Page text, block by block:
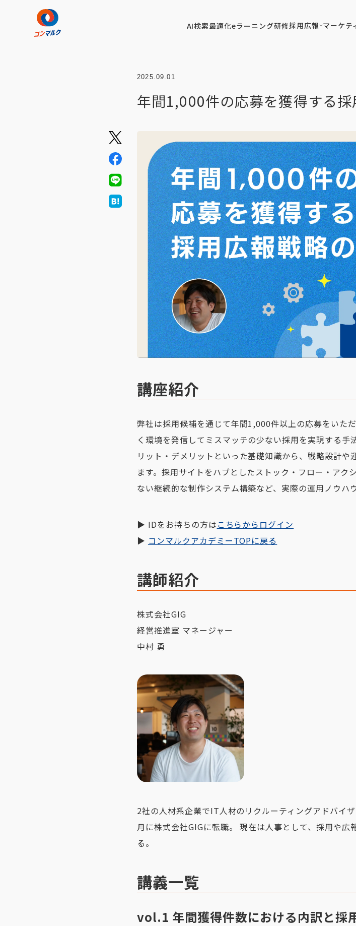
AI検索最適化eラーニング研修採用広報 マーケテ
2025.09.01
年間1,000件の応募を獲得する
講座紹介
弊社は採用候補を通じて年間1,000件以上の応募をいた
く環境を発信してミスマッチの少ない採用を実現する
リット・デメリットといった基礎知識から、戦略設計
ます。採用サイトをハブとしたストック・フロー・ア
ない継続的な制作システム構築など、実際の運用ノウハ
▶︎ IDをお持ちの方はこちらからログイン
▶︎ コンマルクアカデミーTOPに戻る
講師紹介
株式会社GIG
経営推進室 マネージャー
中村 勇
2社の人材系企業でIT人材のリクルーティングアドバイ
月に株式会社GIGに転職。 現在は人事として、採用や
る。
講義一覧
vol.1 年間獲得件数における内訳と採